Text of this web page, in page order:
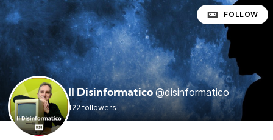
Il Disinformatico @disinformatico
122 followers
FOLLOW